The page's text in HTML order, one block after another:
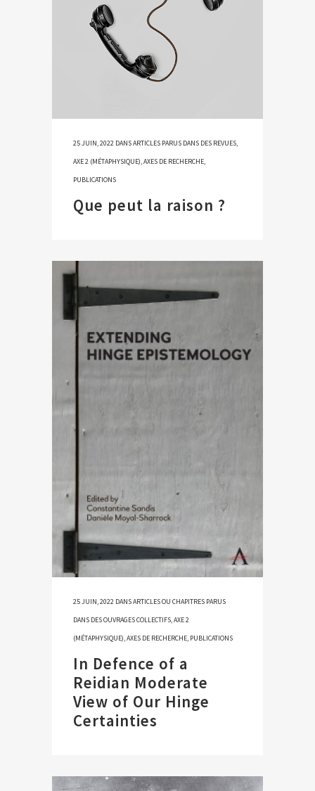
25 JUIN, 2022 DANSARTICLES PARUS DANS DES REVUES,
AXE 2 (MÉTAPHYSIQUE),AXES DE RECHERCHE,
PUBLICATIONS
Que peut la raison ?
25 JUIN, 2022 DANSARTICLES OU CHAPITRES PARUS
DANS DES OUVRAGES COLLECTIFS,AXE 2
(MÉTAPHYSIQUE),AXES DE RECHERCHE, PUBLICATIONS
In Defence of a
Reidian Moderate
View of Our Hinge
Certainties